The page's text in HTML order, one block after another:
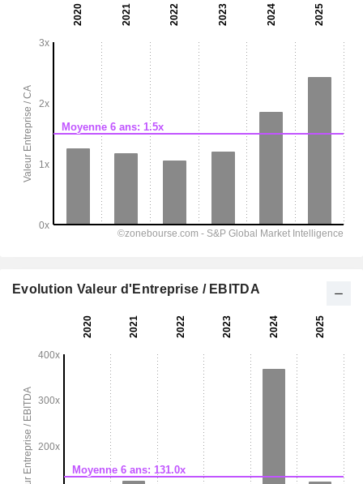
Evolution Valeur d'Entreprise / EBITDA